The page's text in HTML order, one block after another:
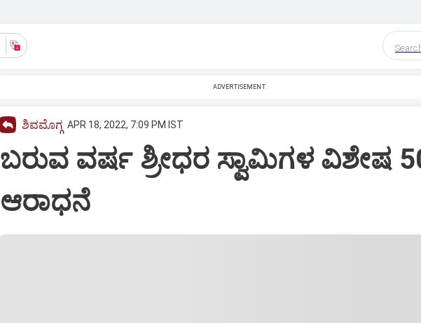
ADVERTISEMENT
ಶಿವಮೊಗ್ಗ APR 18, 2022, 7:09 PM IST
ಬರುವ ವರ್ಷ ಶ್ರೀಧರ ಸ್ವಾಮಿಗಳ ವಿಶೇಷ
ಆರಾಧನೆ